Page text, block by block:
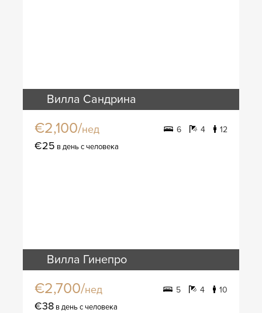
Вилла Сандрина
€2,100/нед 6 4 12
€25 в день с человека
Вилла Гинепро
€2,700/нед 5 4 10
€38 в день с человека